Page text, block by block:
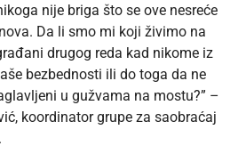
nije briga što se ove nesreće
Da li smo mi koji živimo na
drugog reda kad nikome iz
bezbednosti ili do toga da ne
u gužvama na mostu?” –
koordinator grupe za saobraćaj